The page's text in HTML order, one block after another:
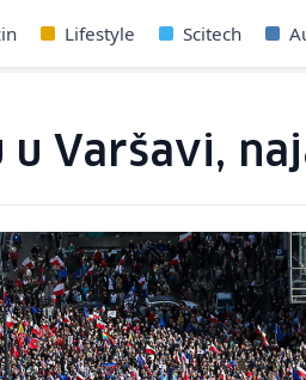
Lifestyle Scitech
Varšavi,